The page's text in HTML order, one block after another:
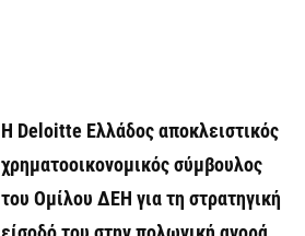
Η Deloitte Ελλάδος αποκλειστικός
χρηματοοικονομικός σύμβουλος
του Ομίλου ΔΕΗ για τη στρατηγική